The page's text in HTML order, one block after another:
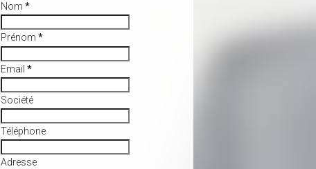
Nom *
Prénom *
Email *
Société
Téléphone
Adresse